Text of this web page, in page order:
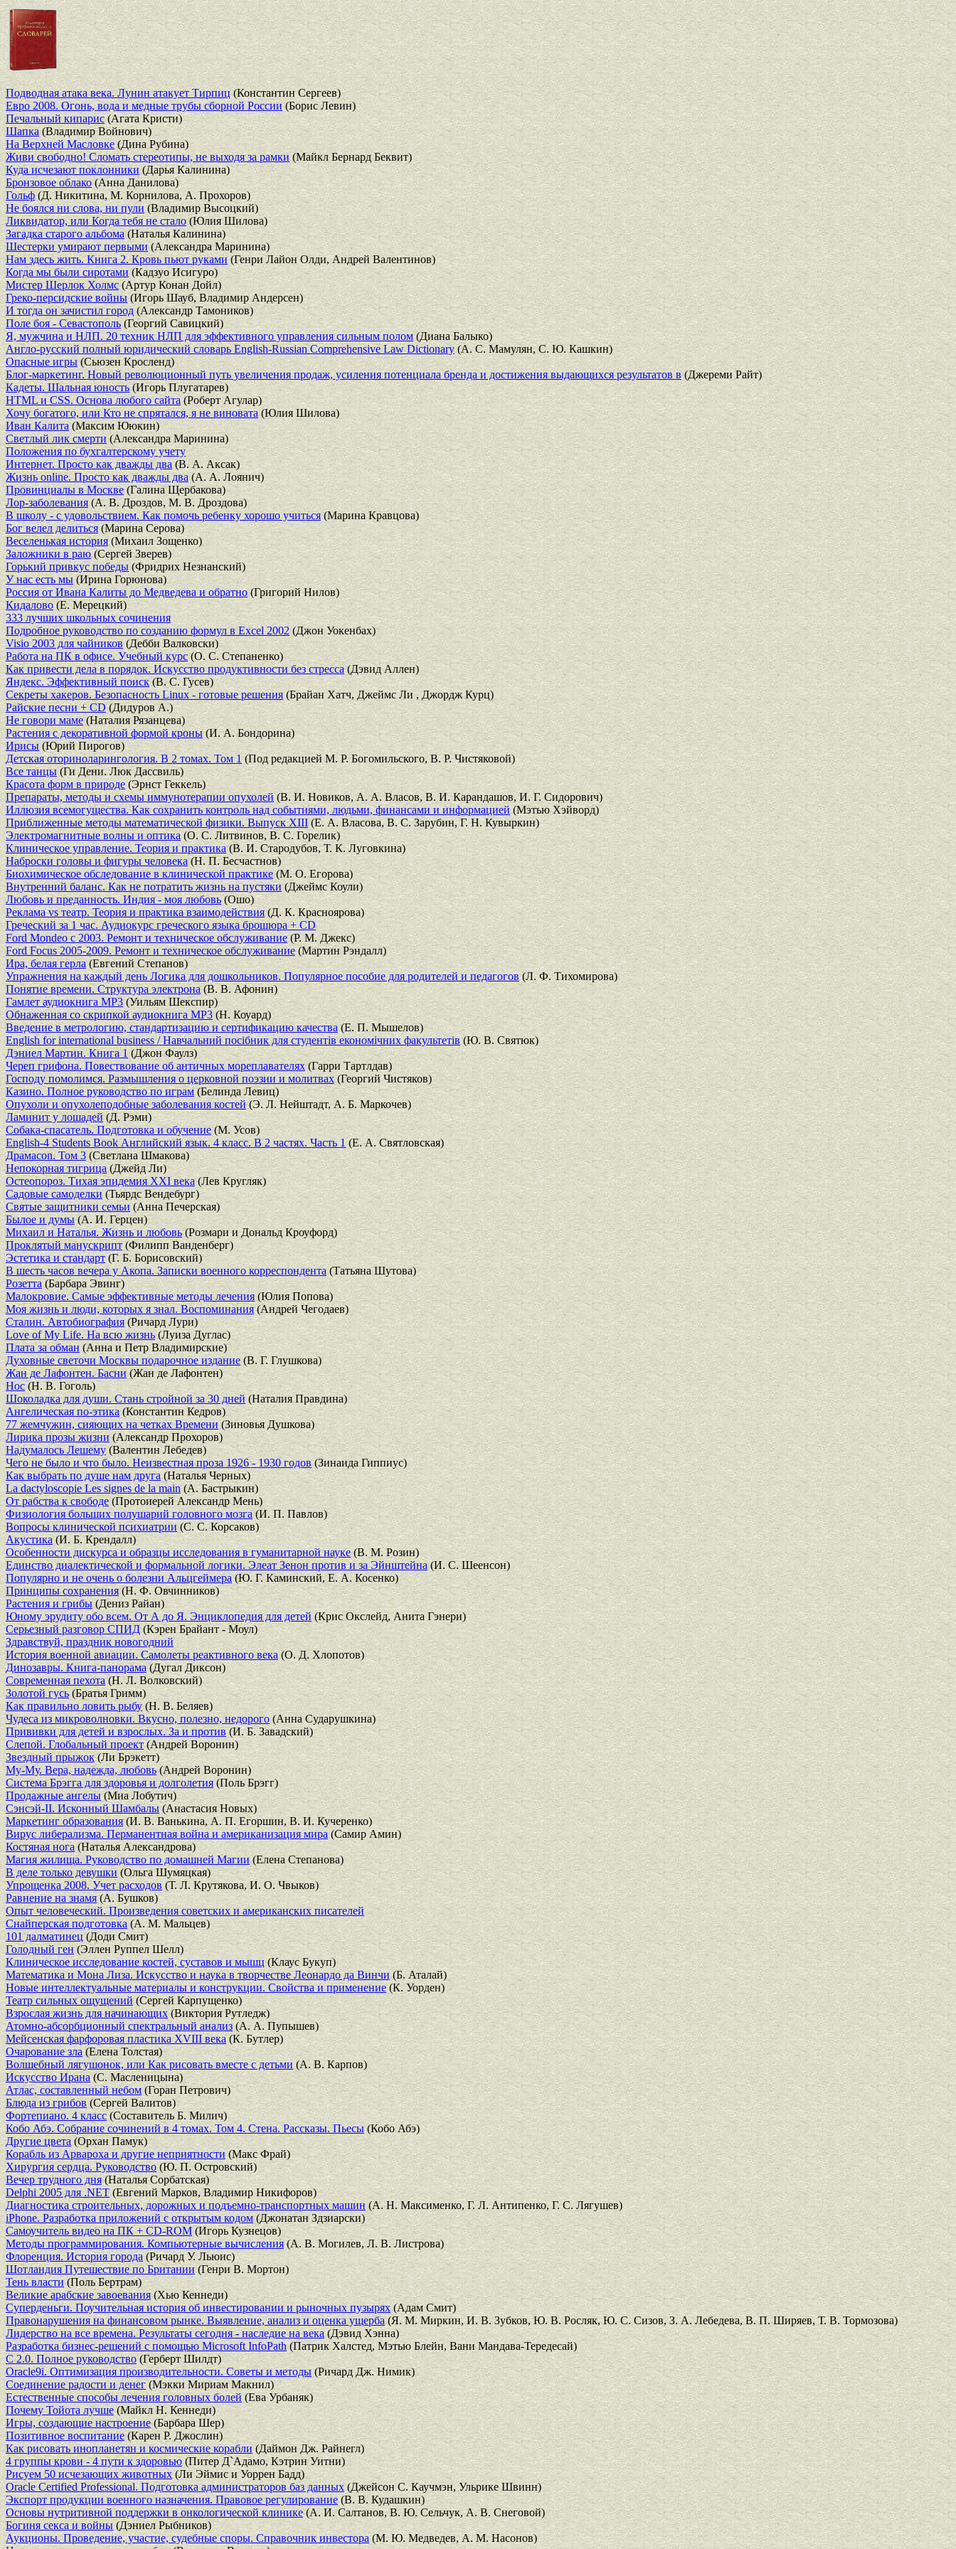
Подводная атака века. Лунин атакует Тирпиц(Константин Сергеев)
Евро 2008. Огонь, вода и медные трубы сборной России (Борис Левин)
Печальный кипарис (Агата Кристи)
Шапка(Владимир Войнович)
На Верхней Масловке(Дина Рубина)
Живи свободно! Сломать стереотипы, не выходя за рамки (Майкл Бернард Беквит)
Куда исчезают поклонники (Дарья Калинина)
Бронзовое облако (Анна Данилова)
Гольф(Д. Никитина, М. Корнилова, А. Прохоров)
Не боялся ни слова, ни пули(Владимир Высоцкий)
Ликвидатор, или Когда тебя не стало(Юлия Шилова)
Загадка старого альбома (Наталья Калинина)
Шестерки умирают первыми (Александра Маринина)
Нам здесь жить. Книга 2. Кровь пьют руками(Генри Лайон Олди, Андрей Валентинов)
Когда мы были сиротами (Кадзуо Исигуро)
Мистер Шерлок Холмс(Артур Конан Дойл)
Греко-персидские войны(Игорь Шауб, Владимир Андерсен)
И тогда он зачистил город (Александр Тамоников)
Поле боя - Севастополь (Георгий Савицкий)
Я, мужчина и НЛП. 20 техник НЛП для эффективного управления сильным полом(Диана Балыко)
Англо-русский полный юридический словарь English-Russian Comprehensive Law Dictionary (А. С. Мамулян, С. Ю. Кашкин)
Опасные игры(Сьюзен Кросленд)
Блог-маркетинг. Новый революционный путь увеличения продаж, усиления потенциала бренда и достижения выдающихся результатов в (Джереми Райт)
Кадеты. Шальная юность(Игорь Плугатарев)
HTML и CSS. Основа любого сайта(Роберт Агулар)
Хочу богатого, или Кто не спрятался, я не виновата (Юлия Шилова)
Иван Калита (Максим Ююкин)
Светлый лик смерти (Александра Маринина)
Положения по бухгалтерскому учету
Интернет. Просто как дважды два (В. А. Аксак)
Жизнь online. Просто как дважды два (А. А. Лоянич)
Провинциалы в Москве (Галина Щербакова)
Лор-заболевания(А. В. Дроздов, М. В. Дроздова)
В школу - с удовольствием. Как помочь ребенку хорошо учиться (Марина Кравцова)
Бог велел делиться (Марина Серова)
Веселенькая история(Михаил Зощенко)
Заложники в раю (Сергей Зверев)
Горький привкус победы (Фридрих Незнанский)
У нас есть мы(Ирина Горюнова)
Россия от Ивана Калиты до Медведева и обратно(Григорий Нилов)
Кидалово (Е. Мерецкий)
333 лучших школьных сочинения
Подробное руководство по созданию формул в Excel 2002(Джон Уокенбах)
Visio 2003 для чайников (Дебби Валковски)
Работа на ПК в офисе. Учебный курс(О. С. Степаненко)
Как привести дела в порядок. Искусство продуктивности без стресса(Дэвид Аллен)
Яндекс. Эффективный поиск(В. С. Гусев)
Секреты хакеров. Безопасность Linux - готовые решения (Брайан Хатч, Джеймс Ли , Джордж Курц)
Райские песни + CD(Дидуров А.)
Не говори маме (Наталия Рязанцева)
Растения с декоративной формой кроны(И. А. Бондорина)
Ирисы(Юрий Пирогов)
Детская оториноларингология. В 2 томах. Том 1 (Под редакцией М. Р. Богомильского, В. Р. Чистяковой)
Все танцы (Ги Дени. Люк Дассвиль)
Красота форм в природе (Эрнст Геккель)
Препараты, методы и схемы иммунотерапии опухолей(В. И. Новиков, А. А. Власов, В. И. Карандашов, И. Г. Сидорович)
Иллюзия всемогущества. Как сохранить контроль над событиями, людьми, финансами и информацией(Мэтью Хэйворд)
Приближенные методы математической физики. Выпуск XIII (Е. А. Власова, В. С. Зарубин, Г. Н. Кувыркин)
Электромагнитные волны и оптика (О. С. Литвинов, В. С. Горелик)
Клиническое управление. Теория и практика(В. И. Стародубов, Т. К. Луговкина)
Наброски головы и фигуры человека(Н. П. Бесчастнов)
Биохимическое обследование в клинической практике(М. О. Егорова)
Внутренний баланс. Как не потратить жизнь на пустяки (Джеймс Коули)
Любовь и преданность. Индия - моя любовь(Ошо)
Реклама vs театр. Теория и практика взаимодействия (Д. К. Красноярова)
Греческий за 1 час. Аудиокурс греческого языка брошюра + CD
Ford Mondeo c 2003. Ремонт и техническое обслуживание(Р. М. Джекс)
Ford Focus 2005-2009. Ремонт и техническое обслуживание(Мартин Рэндалл)
Ира, белая герла (Евгений Степанов)
Упражнения на каждый день Логика для дошкольников. Популярное пособие для родителей и педагогов(Л. Ф. Тихомирова)
Понятие времени. Структура электрона (В. В. Афонин)
Гамлет аудиокнига MP3 (Уильям Шекспир)
Обнаженная со скрипкой аудиокнига MP3(Н. Коуард)
Введение в метрологию, стандартизацию и сертификацию качества (Е. П. Мышелов)
English for international business / Навчальний посiбник для студентiв економiчних факультетiв(Ю. В. Святюк)
Дэниел Мартин. Книга 1 (Джон Фаулз)
Череп грифона. Повествование об античных мореплавателях (Гарри Тартлдав)
Господу помолимся. Размышления о церковной поэзии и молитвах(Георгий Чистяков)
Казино. Полное руководство по играм (Белинда Левиц)
Опухоли и опухолеподобные заболевания костей(Э. Л. Нейштадт, А. Б. Маркочев)
Ламинит у лошадей (Д. Рэми)
Собака-спасатель. Подготовка и обучение(М. Усов)
English-4 Students Book Английский язык. 4 класс. В 2 частях. Часть 1(Е. А. Святловская)
Драмаcon. Том 3 (Светлана Шмакова)
Непокорная тигрица(Джейд Ли)
Остеопороз. Тихая эпидемия XXI века (Лев Кругляк)
Садовые самоделки(Тьярдс Вендебург)
Святые защитники семьи (Анна Печерская)
Былое и думы (А. И. Герцен)
Михаил и Наталья. Жизнь и любовь(Розмари и Дональд Кроуфорд)
Проклятый манускрипт (Филипп Ванденберг)
Эстетика и стандарт(Г. Б. Борисовский)
В шесть часов вечера у Акопа. Записки военного корреспондента (Татьяна Шутова)
Розетта (Барбара Эвинг)
Малокровие. Самые эффективные методы лечения (Юлия Попова)
Моя жизнь и люди, которых я знал. Воспоминания(Андрей Чегодаев)
Сталин. Автобиография (Ричард Лури)
Love of My Life. На всю жизнь (Луиза Дуглас)
Плата за обман (Анна и Петр Владимирские)
Духовные светочи Москвы подарочное издание(В. Г. Глушкова)
Жан де Лафонтен. Басни(Жан де Лафонтен)
Нос (Н. В. Гоголь)
Шоколадка для души. Стань стройной за 30 дней (Наталия Правдина)
Ангелическая по-этика(Константин Кедров)
77 жемчужин, сияющих на четках Времени(Зиновья Душкова)
Лирика прозы жизни(Александр Прохоров)
Надумалось Лешему(Валентин Лебедев)
Чего не было и что было. Неизвестная проза 1926 - 1930 годов(Зинаида Гиппиус)
Как выбрать по душе нам друга (Наталья Черных)
La dactyloscopie Les signes de la main(А. Бастрыкин)
От рабства к свободе (Протоиерей Александр Мень)
Физиология больших полушарий головного мозга(И. П. Павлов)
Вопросы клинической психиатрии (С. С. Корсаков)
Акустика(И. Б. Крендалл)
Особенности дискурса и образцы исследования в гуманитарной науке (В. М. Розин)
Единство диалектической и формальной логики. Элеат Зенон против и за Эйнштейна (И. С. Шеенсон)
Популярно и не очень о болезни Альцгеймера (Ю. Г. Каминский, Е. А. Косенко)
Принципы сохранения (Н. Ф. Овчинников)
Растения и грибы (Дениз Райан)
Юному эрудиту обо всем. От А до Я. Энциклопедия для детей(Крис Окслейд, Анита Гэнери)
Серьезный разговор СПИД(Кэрен Брайант - Моул)
Здравствуй, праздник новогодний
История военной авиации. Самолеты реактивного века (О. Д. Хлопотов)
Динозавры. Книга-панорама (Дугал Диксон)
Современная пехота(Н. Л. Волковский)
Золотой гусь (Братья Гримм)
Как правильно ловить рыбу(Н. В. Беляев)
Чудеса из микроволновки. Вкусно, полезно, недорого(Анна Сударушкина)
Прививки для детей и взрослых. За и против(И. Б. Завадский)
Слепой. Глобальный проект(Андрей Воронин)
Звездный прыжок(Ли Брэкетт)
Му-Му. Вера, надежда, любовь(Андрей Воронин)
Система Брэгга для здоровья и долголетия (Поль Брэгг)
Продажные ангелы (Миа Лобутич)
Сэнсэй-II. Исконный Шамбалы (Анастасия Новых)
Маркетинг образования(И. В. Ванькина, А. П. Егоршин, В. И. Кучеренко)
Вирус либерализма. Перманентная война и американизация мира (Самир Амин)
Костяная нога(Наталья Александрова)
Магия жилища. Руководство по домашней Магии (Елена Степанова)
В деле только девушки(Ольга Шумяцкая)
Упрощенка 2008. Учет расходов (Т. Л. Крутякова, И. О. Чвыков)
Равнение на знамя(А. Бушков)
Опыт человеческий. Произведения советских и американских писателей
Снайперская подготовка (А. М. Мальцев)
101 далматинец (Доди Смит)
Голодный ген (Эллен Руппел Шелл)
Клиническое исследование костей, суставов и мышц (Клаус Букуп)
Математика и Мона Лиза. Искусство и наука в творчестве Леонардо да Винчи(Б. Аталай)
Новые интеллектуальные материалы и конструкции. Свойства и применение (К. Уорден)
Театр сильных ощущений (Сергей Карпущенко)
Взрослая жизнь для начинающих(Виктория Рутледж)
Атомно-абсорбционный спектральный анализ (А. А. Пупышев)
Мейсенская фарфоровая пластика XVIII века(К. Бутлер)
Очарование зла (Елена Толстая)
Волшебный лягушонок, или Как рисовать вместе с детьми (А. В. Карпов)
Искусство Ирана (С. Масленицына)
Атлас, составленный небом (Горан Петрович)
Блюда из грибов(Сергей Валитов)
Фортепиано. 4 класс(Составитель Б. Милич)
Кобо Абэ. Собрание сочинений в 4 томах. Том 4. Стена. Рассказы. Пьесы (Кобо Абэ)
Другие цвета (Орхан Памук)
Корабль из Арвароха и другие неприятности (Макс Фрай)
Хирургия сердца. Руководство (Ю. П. Островский)
Вечер трудного дня (Наталья Сорбатская)
Delphi 2005 для .NET(Евгений Марков, Владимир Никифоров)
Диагностика строительных, дорожных и подъемно-транспортных машин (А. Н. Максименко, Г. Л. Антипенко, Г. С. Лягушев)
iPhone. Разработка приложений с открытым кодом (Джонатан Здзиарски)
Самоучитель видео на ПК + CD-ROM(Игорь Кузнецов)
Методы программирования. Компьютерные вычисления (А. В. Могилев, Л. В. Листрова)
Флоренция. История города (Ричард У. Льюис)
Шотландия Путешествие по Британии (Генри В. Мортон)
Тень власти (Поль Бертрам)
Великие арабские завоевания(Хью Кеннеди)
Суперденьги. Поучительная история об инвестировании и рыночных пузырях(Адам Смит)
Правонарушения на финансовом рынке. Выявление, анализ и оценка ущерба (Я. М. Миркин, И. В. Зубков, Ю. В. Росляк, Ю. С. Сизов, З. А. Лебедева, В. П. Ширяев, Т. В. Тормозова)
Лидерство на все времена. Результаты сегодня - наследие на века (Дэвид Хэнна)
Разработка бизнес-решений с помощью Microsoft InfoPath(Патрик Халстед, Мэтью Блейн, Вани Мандава-Тередесай)
C 2.0. Полное руководство(Герберт Шилдт)
Oracle9i. Оптимизация производительности. Советы и методы (Ричард Дж. Нимик)
Соединение радости и денег(Мэкки Мириам Макнил)
Естественные способы лечения головных болей (Ева Урбаняк)
Почему Тойота лучше (Майкл Н. Кеннеди)
Игры, создающие настроение (Барбара Шер)
Позитивное воспитание (Карен Р. Джослин)
Как рисовать инопланетян и космические корабли(Даймон Дж. Райнегл)
4 группы крови - 4 пути к здоровью(Питер Д`Адамо, Кэтрин Уитни)
Рисуем 50 исчезающих животных(Ли Эймис и Уоррен Бадд)
Oracle Certified Professional. Подготовка администраторов баз данных (Джейсон С. Каучмэн, Ульрике Швинн)
Экспорт продукции военного назначения. Правовое регулирование(В. В. Кудашкин)
Основы нутритивной поддержки в онкологической клинике(А. И. Салтанов, В. Ю. Сельчук, А. В. Снеговой)
Богиня секса и войны (Дэниел Рыбников)
Аукционы. Проведение, участие, судебные споры. Справочник инвестора(М. Ю. Медведев, А. М. Насонов)